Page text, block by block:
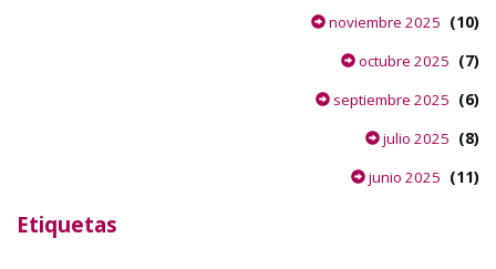
noviembre 2025 (10)
octubre 2025 (7)
septiembre 2025 (6)
julio 2025 (8)
junio 2025 (11)
Etiquetas